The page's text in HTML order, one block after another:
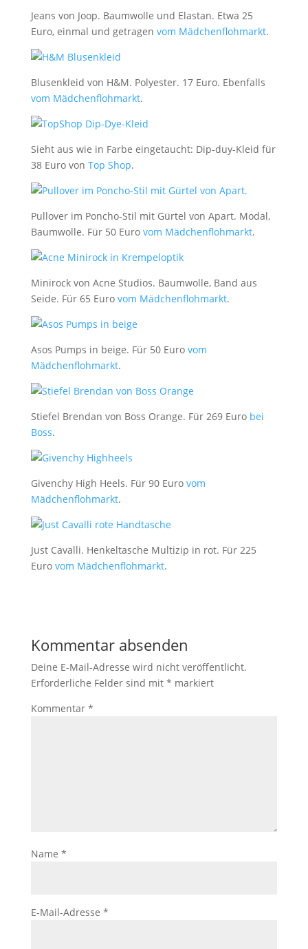
Jeans von Joop. Baumwolle und Elastan. Etwa 25
Euro, einmal und getragen vom Mädchenflohmarkt.
Blusenkleid von H&M. Polyester. 17 Euro. Ebenfalls
vom Mädchenflohmarkt.
Sieht aus wie in Farbe eingetaucht: Dip-duy-Kleid für
38 Euro von Top Shop.
Pullover im Poncho-Stil mit Gürtel von Apart. Modal,
Baumwolle. Für 50 Euro vom Mädchenflohmarkt.
Minirock von Acne Studios. Baumwolle, Band aus
Seide. Für 65 Euro vom Mädchenflohmarkt.
Asos Pumps in beige. Für 50 Euro vom
Mädchenflohmarkt.
Stiefel Brendan von Boss Orange. Für 269 Euro bei
Boss.
Givenchy High Heels. Für 90 Euro vom
Mädchenflohmarkt.
Just Cavalli. Henkeltasche Multizip in rot. Für 225
Euro vom Mädchenflohmarkt.
Kommentar absenden
Deine E-Mail-Adresse wird nicht veröffentlicht.
Erforderliche Felder sind mit * markiert
Kommentar *
Name *
E-Mail-Adresse *